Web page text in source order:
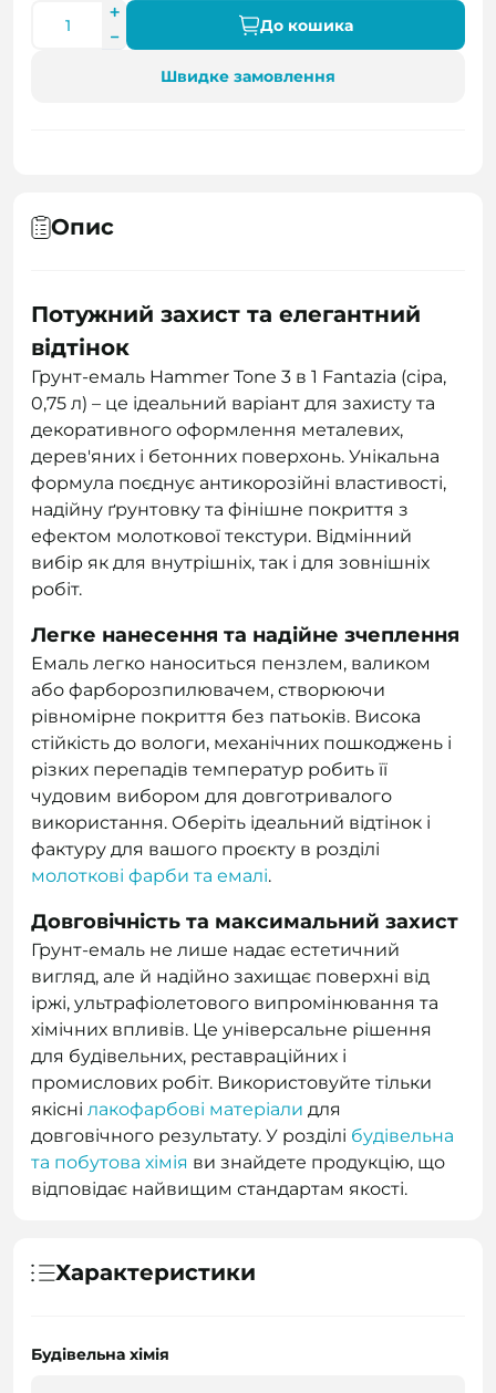
До кошика
Швидке замовлення
Опис
Потужний захист та елегантний
відтінок
Грунт-емаль Hammer Tone 3 в 1 Fantazia (сіра,
0,75 л) – це ідеальний варіант для захисту та
декоративного оформлення металевих,
дерев'яних і бетонних поверхонь. Унікальна
формула поєднує антикорозійні властивості,
надійну ґрунтовку та фінішне покриття з
ефектом молоткової текстури. Відмінний
вибір як для внутрішніх, так і для зовнішніх
робіт.
Легке нанесення та надійне зчеплення
Емаль легко наноситься пензлем, валиком
або фарборозпилювачем, створюючи
рівномірне покриття без патьоків. Висока
стійкість до вологи, механічних пошкоджень і
різких перепадів температур робить її
чудовим вибором для довготривалого
використання. Оберіть ідеальний відтінок і
фактуру для вашого проєкту в розділі
молоткові фарби та емалі.
Довговічність та максимальний захист
Грунт-емаль не лише надає естетичний
вигляд, але й надійно захищає поверхні від
іржі, ультрафіолетового випромінювання та
хімічних впливів. Це універсальне рішення
для будівельних, реставраційних і
промислових робіт. Використовуйте тільки
якісні лакофарбові матеріали для
довговічного результату. У розділі будівельна
та побутова хімія ви знайдете продукцію, що
відповідає найвищим стандартам якості.
Характеристики
Будівельна хімія